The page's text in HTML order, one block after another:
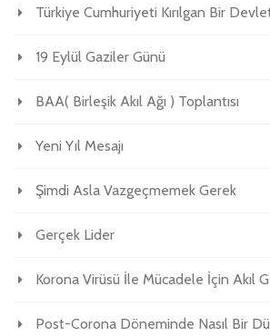
Türkiye Cumhuriyeti Kırılgan Bir
19 Eylül Gaziler Günü
BAA( Birleşik Akıl Ağı ) Toplantısı
Yeni Yıl Mesajı
Şimdi Asla Vazgeçmemek Gerek
Gerçek Lider
Korona Virüsü İle Mücadele İçin Akıl
Post-Corona Döneminde Nasıl Bir